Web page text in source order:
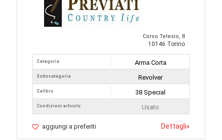
Corso Telesio, 8
10146 Torino
Categoria
Sottocategoria
Calibro
Condizioni articolo
Arma Corta
Revolver
38 Special
Usato
aggiungi a preferiti Dettagli»